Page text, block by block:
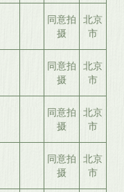
同意拍
摄
北京
市
同意拍
摄
北京
市
同意拍
摄
北京
市
同意拍
摄
北京
市